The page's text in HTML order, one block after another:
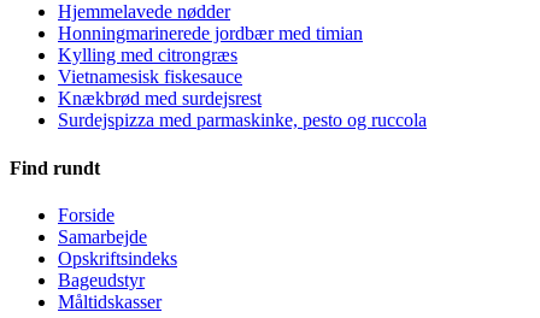
Hjemmelavede nødder
Honningmarinerede jordbær med timian
Kylling med citrongræs
Vietnamesisk fiskesauce
Knækbrød med surdejsrest
Surdejspizza med parmaskinke, pesto og ruccola
Find rundt
Forside
Samarbejde
Opskriftsindeks
Bageudstyr
Måltidskasser